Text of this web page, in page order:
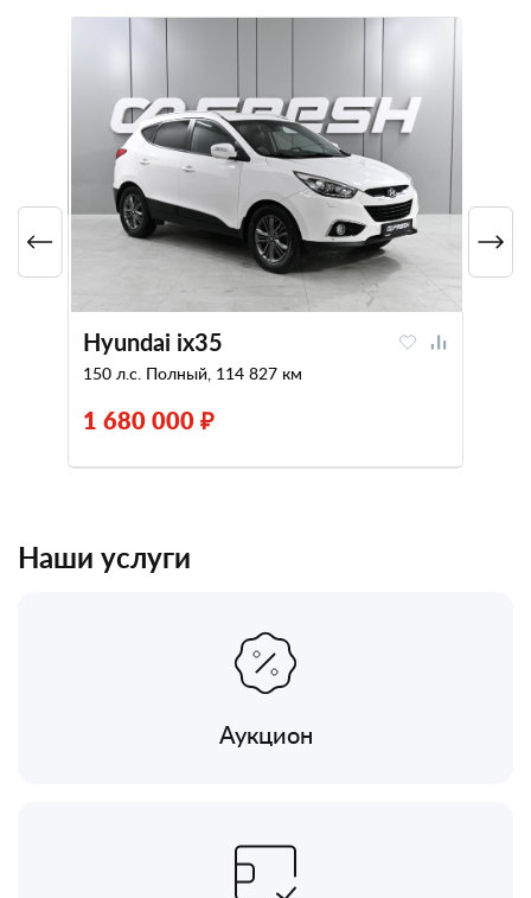
Hyundai ix35
150 л.с. Полный, 114 827 км
1 680 000 ₽
Наши услуги
Аукцион